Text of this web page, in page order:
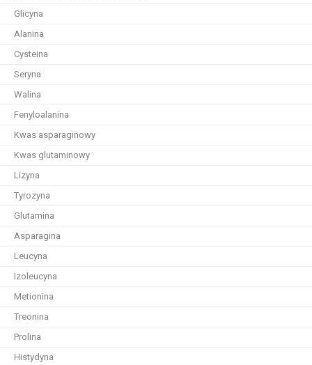
Glicyna
Alanina
Cysteina
Seryna
Walina
Fenyloalanina
Kwas asparaginowy
Kwas glutaminowy
Lizyna
Tyrozyna
Glutamina
Asparagina
Leucyna
Izoleucyna
Metionina
Treonina
Prolina
Histydyna